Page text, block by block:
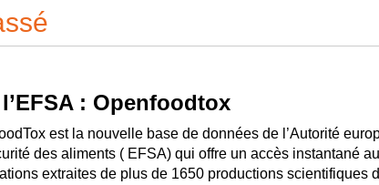
: Openfoodtox
est la nouvelle base de données de l’Autorité
des aliments ( EFSA) qui offre un accès instantané
extraites de plus de 1650 productions scientifiques